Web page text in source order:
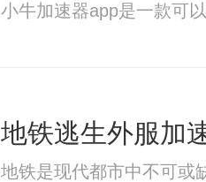
小牛加速器app是一款可
地铁逃生外服加
地铁是现代都市中不可或